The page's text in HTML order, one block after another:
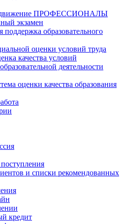
движение ПРОФЕССИОНАЛЫ
экзамен
поддержка образовательного
оценки условий труда
качества условий
деятельности
оценки качества образования
и списки рекомендованных
кредит